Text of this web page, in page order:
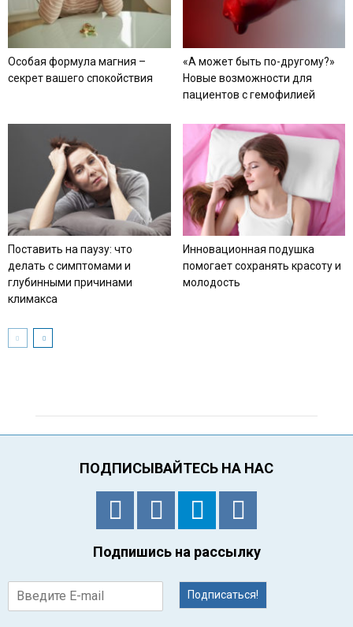
Особая формула магния –
секрет вашего спокойствия
«А может быть по-другому?»
Новые возможности для
пациентов с гемофилией
Поставить на паузу: что
делать с симптомами и
глубинными причинами
климакса
Инновационная подушка
помогает сохранять красоту и
молодость
ПОДПИСЫВАЙТЕСЬ НА НАС
Подпишись на рассылку
Подписаться!